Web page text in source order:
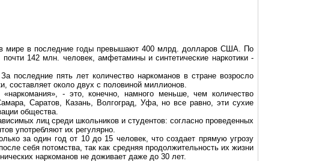
в мире в последние годы превышают 400 млрд. долларов США. По
142 млн. человек, амфетамины и синтетические наркотики -
последние пять лет количество наркоманов в стране возросло
составляет около двух с половиной миллионов.
- это, конечно, намного меньше, чем количество
Саратов, Казань, Волгоград, Уфа, но все равно, эти сухие
общества.
лиц среди школьников и студентов: согласно проведенных
употребляют их регулярно.
за один год от 10 до 15 человек, что создает прямую угрозу
себя потомства, так как средняя продолжительность их жизни
наркоманов не доживает даже до 30 лет.